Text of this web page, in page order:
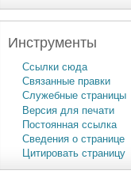
Инструменты
Ссылки сюда
Связанные правки
Служебные страницы
Версия для печати
Постоянная ссылка
Сведения о странице
Цитировать страницу